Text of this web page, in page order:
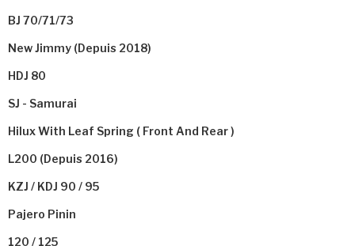
BJ 70/71/73
New Jimmy (depuis 2018)
HDJ 80
SJ - Samurai
Hilux With Leaf Spring ( Front And Rear )
L200 (depuis 2016)
KZJ / KDJ 90 / 95
Pajero Pinin
120 / 125